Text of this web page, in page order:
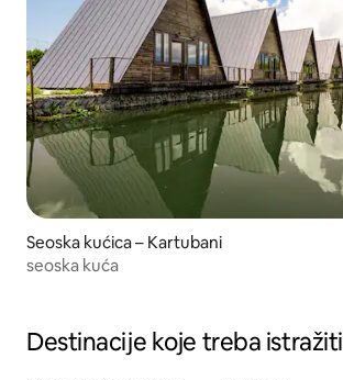
Seoska kućica – Kartubani
seoska kuća
Destinacije koje treba istražiti